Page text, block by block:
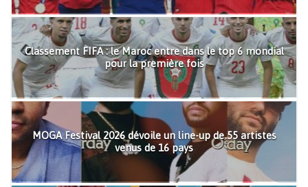
Classement FIFA : le Maroc entre dans le top 6 mondial
pour la première fois
MOGA Festival 2026 dévoile un line-up de 55 artistes
venus de 16 pays